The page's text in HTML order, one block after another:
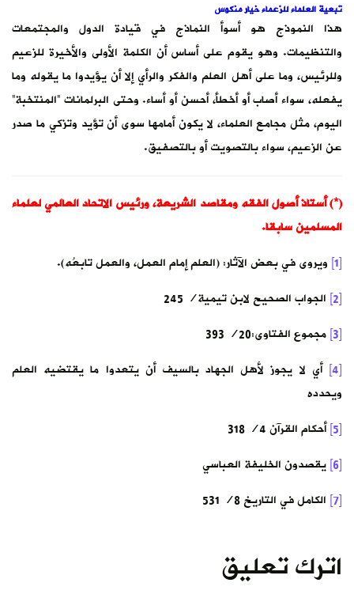
تبعية العلماء للزعماء خيار منكوس
هذا النموذج هو أسوأ النماذج في قيادة الدول والمجتمعات
والتنظيمات. وهو يقوم على أساس أن الكلمة الأولى والأخيرة للزعيم
وللرئيس، وما على أهل العلم والفكر والرأي إلا أن يؤيدوا ما يقوله وما
يفعله، سواء أصاب أو أخطأ، أحسن أو أساء. وحتى البرلمانات “المنتخبة”
اليوم، مثل مجامع العلماء، لا يكون أمامها سوى أن تؤيد وتزكي ما صدر
عن الزعيم، سواء بالتصويت أو بالتصفيق.
(*) أستاذ أصول الفقه ومقاصد الشريعة، ورئيس الاتحاد العالمي لعلماء
المسلمين سابقا.
[1] ويروى في بعض الآثار: (العلم إمام العمل، والعمل تابعُه).
[2] الجواب الصحيح لابن تيمية/ 245
[3] مجموع الفتاوى:20/ 393
[4]
أي لا يجوز لأهل الجهاد بالسيف أن يتعدوا ما يقتضيه العلم
ويحدده
[5] أحكام القرآن 4/ 318
[6] يقصدون الخليفة العباسي
[7] الكامل في التاريخ 8/ 531
اترك تعليق